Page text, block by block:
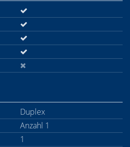
Duplex
Anzahl 1
1